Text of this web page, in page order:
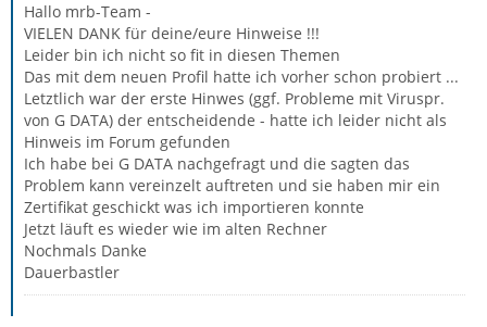
Hallo mrb-Team -
VIELEN DANK für deine/eure Hinweise !!!
Leider bin ich nicht so fit in diesen Themen
Das mit dem neuen Profil hatte ich vorher schon probiert ...
Letztlich war der erste Hinwes (ggf. Probleme mit Viruspr.
von G DATA) der entscheidende - hatte ich leider nicht als
Hinweis im Forum gefunden
Ich habe bei G DATA nachgefragt und die sagten das
Problem kann vereinzelt auftreten und sie haben mir ein
Zertifikat geschickt was ich importieren konnte
Jetzt läuft es wieder wie im alten Rechner
Nochmals Danke
Dauerbastler